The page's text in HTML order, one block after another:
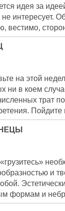
идея за
не интересует.
вестимо,
на этой
ни в коем
трат
Пойдите
и
формам и